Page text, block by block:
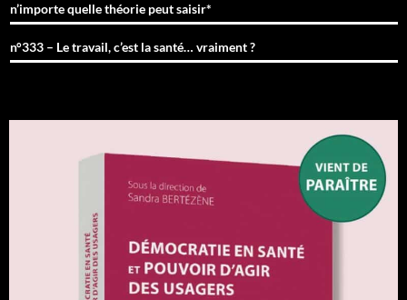
n’importe quelle théorie peut saisir*
n°333 – Le travail, c’est la santé… vraiment ?